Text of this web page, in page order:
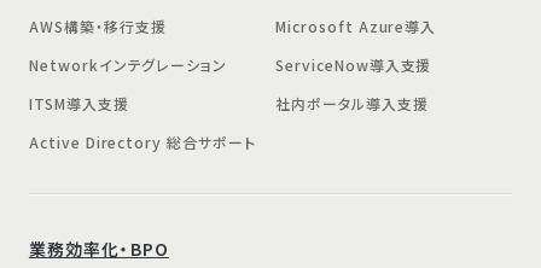
AWS構築・移行支援
Microsoft Azure導入
Networkインテグレーション
ServiceNow導入支援
ITSM導入支援
社内ポータル導入支援
Active Directory 総合サポート
業務効率化・BPO